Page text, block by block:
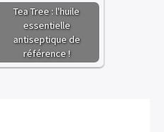
Tea Tree : l'huile
essentielle
antiseptique de
référence !